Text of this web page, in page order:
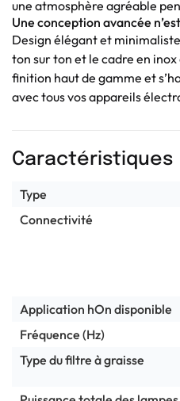
une atmosphère agréable
Une conception avancée
Design élégant et
ton sur ton et le cadre en
finition haut de gamme et
avec tous vos appareils
Caractéristiques
Type
Connectivité
Application hOn disponible
Fréquence (Hz)
Type du filtre à graisse